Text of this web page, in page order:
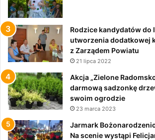
Rodzice kandydatów do
utworzenia dodatkowej
z Zarządem Powiatu
21 lipca 2022
Akcja „Zielone
darmową sadzonkę
swoim ogrodzie
23 marca 2023
Jarmark
Na scenie wystąpi